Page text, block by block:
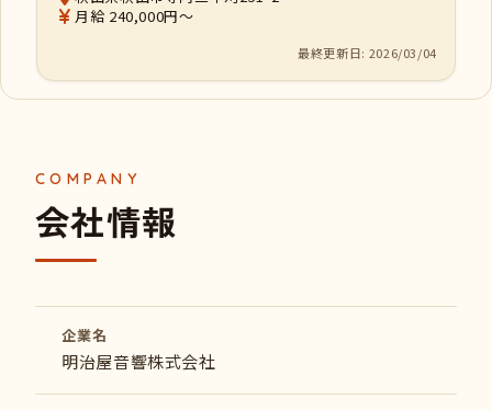
月給 240,000円～
最終更新日: 2026/03/04
会社情報
企業名
明治屋音響株式会社